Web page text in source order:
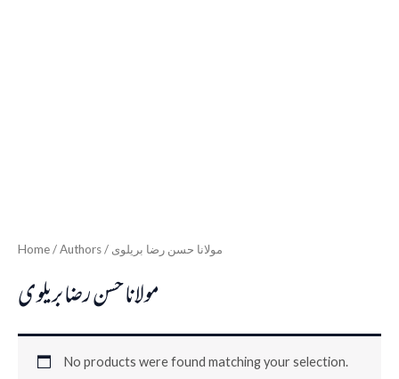
Home / Authors / مولانا حسن رضا بریلوی
مولانا حسن رضا بریلوی
No products were found matching your selection.